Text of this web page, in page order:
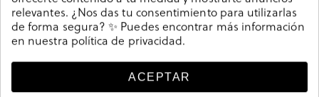
NENUFAR en serraje taupe
Sandalias bloom&you TULIPE
TACHAS en serraje verde
relevantes. ¿Nos das tu consentimiento para utilizarlas
de forma segura? ✨ Puedes encontrar más información
en nuestra política de privacidad.
ACEPTAR